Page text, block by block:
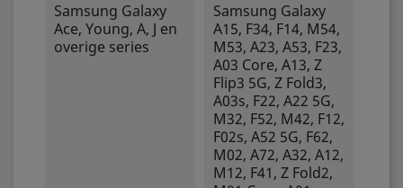
Samsung Galaxy
Ace, Young, A, J en
overige series
Samsung Galaxy
A15, F34, F14, M54,
M53, A23, A53, F23,
A03 Core, A13, Z
Flip3 5G, Z Fold3,
A03s, F22, A22 5G,
M32, F52, M42, F12,
F02s, A52 5G, F62,
M02, A72, A32, A12,
M12, F41, Z Fold2,